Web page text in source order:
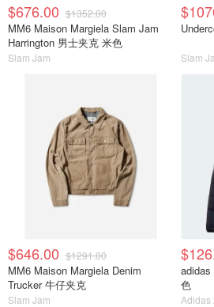
$676.00 $1352.00
MM6 Maison Margiela Slam Jam
Harrington 男士夹克 米色
Slam Jam Slam
$646.00 $1291.00
MM6 Maison Margiela Denim
Trucker 牛仔夹克
Slam Jam
色
Adidas